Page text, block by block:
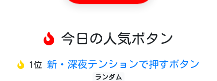
今日の人気ボタン
1位 新・深夜テンションで押すボタン
ランダム